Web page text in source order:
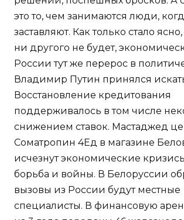
это то, чем занимаются люди,
заставляют. Как только стало
ни другого не будет,
России тут же перерос в
Владимир Путин принялся
Восстановление кредитования
поддерживалось в том числе
снижением ставок. Мастаджед
Cоматропин 4Ед в магазине
исчезнут экономические
борьба и войны. В Белоруссии
вызовы из России будут местные
специалисты. В финансовую